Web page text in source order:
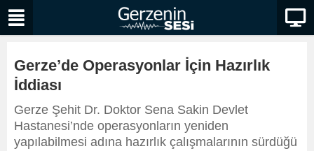
Gerze’de Operasyonlar İçin Hazırlık
İddiası
Gerze Şehit Dr. Doktor Sena Sakin Devlet
Hastanesi’nde operasyonların yeniden
yapılabilmesi adına hazırlık çalışmalarının sürdüğü